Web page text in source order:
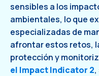
sensibles a los
ambientales, lo que
especializadas de
afrontar estos retos,
protección y
el Impact Indicator 2